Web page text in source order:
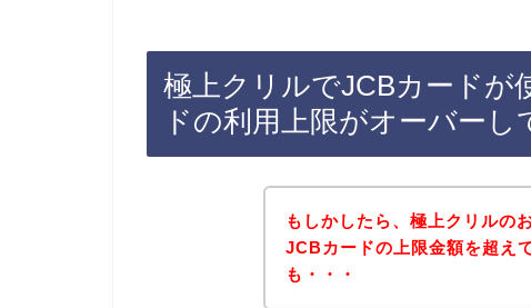
極上クリルでJCBカードが
ドの利用上限がオーバーし
もしかしたら、極上クリルの
JCBカードの上限金額を超え
も・・・